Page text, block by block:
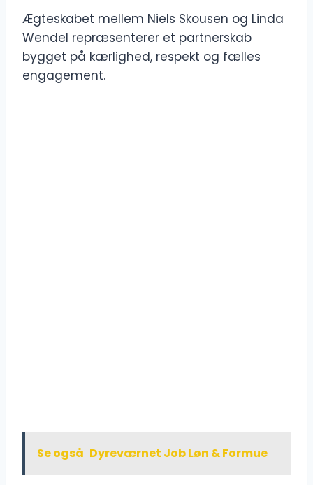
Ægteskabet mellem Niels Skousen og Linda
Wendel repræsenterer et partnerskab
bygget på kærlighed, respekt og fælles
engagement.
Se også Dyreværnet Job Løn & Formue